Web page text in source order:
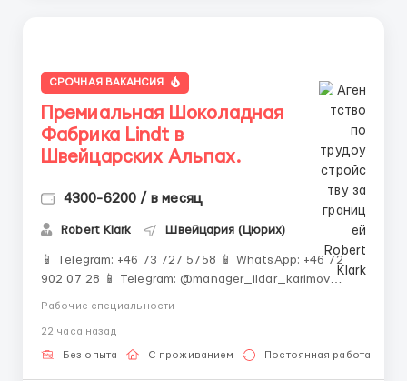
СРОЧНАЯ ВАКАНСИЯ
Премиальная Шоколадная
Фабрика Lindt в
Швейцарских Альпах.
4300-6200 / в месяц
Robert Klark Швейцария (Цюрих)
📱 Telegram: +46 73 727 5758 📱 WhatsApp: +46 72
902 07 28 📱 Telegram: @manager_ildar_karimov
📱 Telegram: ‼️ ОБЯЗАТЕЛЬНО ПИШИТЕ ПЕРВЫМИ ‼️
Премиум-условия • 💰 Высокие зарплаты 🏔
Швейцария &mdash...
Рабочие специальности
22 часа назад
Без опыта С проживанием Постоянная работа